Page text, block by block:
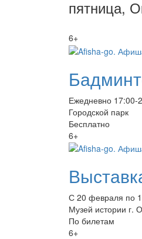
пятница,
6+
Ежедневно 17:00-
Городской парк
Бесплатно
6+
С 20 февраля по
Музей истории г.
По билетам
6+